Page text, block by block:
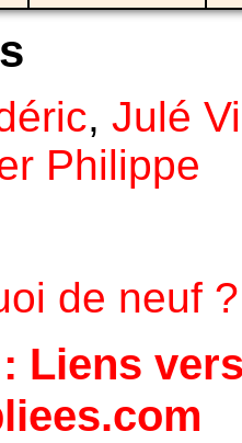
, Julé
Philippe
de neuf ?
Liens